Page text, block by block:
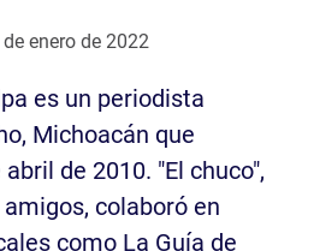
enero de 2022
es un periodista
Michoacán que
de 2010. "El chuco",
colaboró en
como La Guía de